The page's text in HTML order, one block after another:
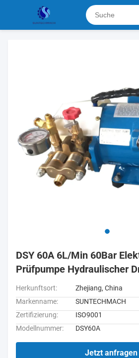
DSY 60A 6L/Min 60Bar
Prüfpumpe Hydraulischer
Herkunftsort:
Zhejiang, China
Markenname:
SUNTECHMACH
Zertifizierung:
ISO9001
Modellnummer:
DSY60A
Jetzt anfragen